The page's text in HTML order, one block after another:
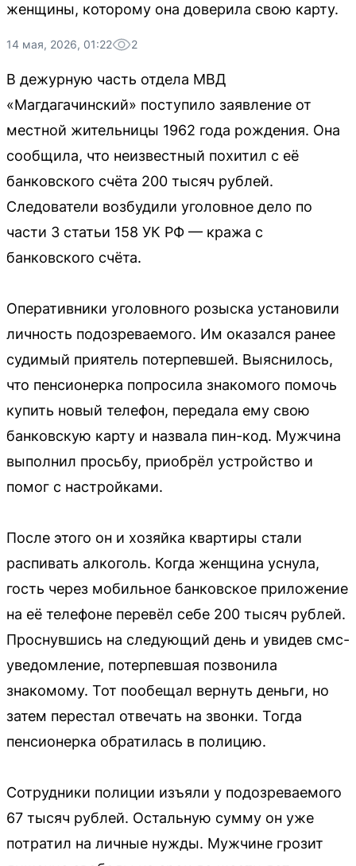
женщины, которому она доверила свою карту.
14 мая, 2026, 01:22 2
В дежурную часть отдела МВД
«Магдагачинский» поступило заявление от
местной жительницы 1962 года рождения. Она
сообщила, что неизвестный похитил с её
банковского счёта 200 тысяч рублей.
Следователи возбудили уголовное дело по
части 3 статьи 158 УК РФ — кража с
банковского счёта.
Оперативники уголовного розыска установили
личность подозреваемого. Им оказался ранее
судимый приятель потерпевшей. Выяснилось,
что пенсионерка попросила знакомого помочь
купить новый телефон, передала ему свою
банковскую карту и назвала пин-код. Мужчина
выполнил просьбу, приобрёл устройство и
помог с настройками.
После этого он и хозяйка квартиры стали
распивать алкоголь. Когда женщина уснула,
гость через мобильное банковское приложение
на её телефоне перевёл себе 200 тысяч рублей.
Проснувшись на следующий день и увидев смс-
уведомление, потерпевшая позвонила
знакомому. Тот пообещал вернуть деньги, но
затем перестал отвечать на звонки. Тогда
пенсионерка обратилась в полицию.
Сотрудники полиции изъяли у подозреваемого
67 тысяч рублей. Остальную сумму он уже
потратил на личные нужды. Мужчине грозит